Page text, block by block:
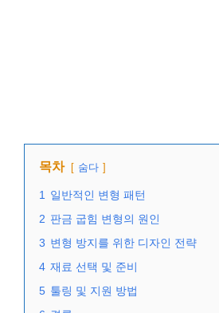
목차 숨다
1 일반적인 변형 패턴
2 판금 굽힘 변형의 원인
3 변형 방지를 위한 디자인 전략
4 재료 선택 및 준비
5 툴링 및 지원 방법